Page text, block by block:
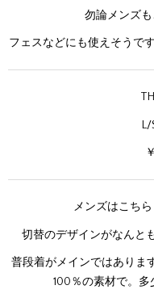
勿論メンズ
フェスなどにも使えそうで
メンズはこち
切替のデザインがなんと
普段着がメインではありま
100％の素材で。多